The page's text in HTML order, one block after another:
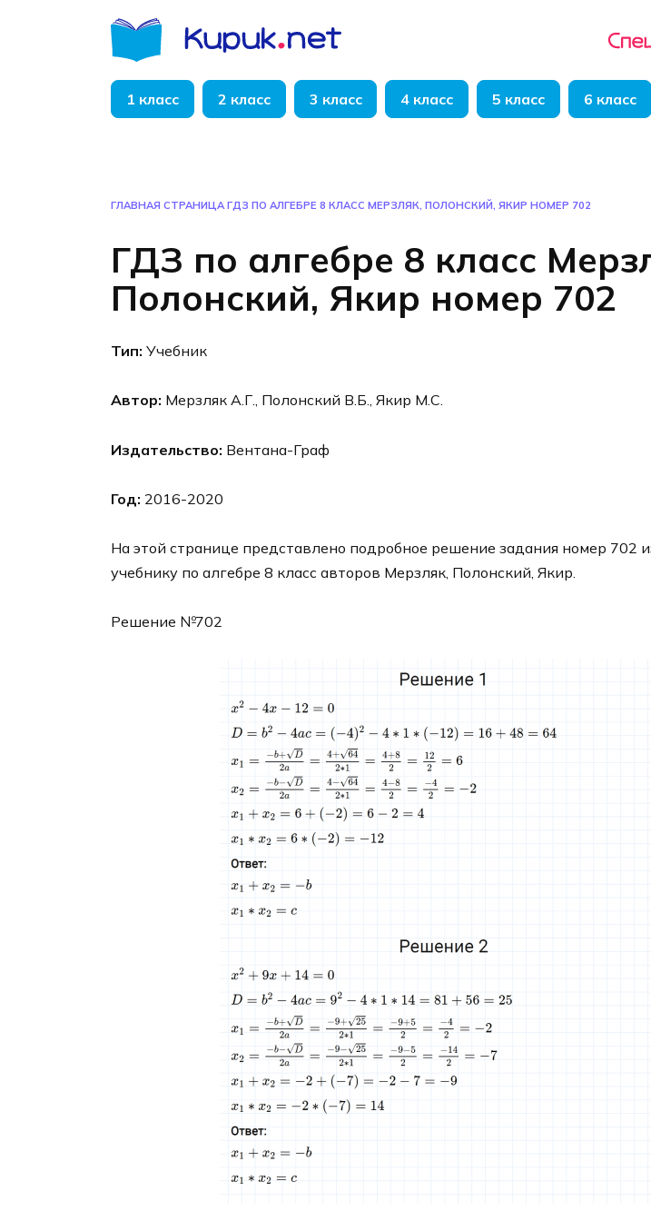
1 класс 2 класс 3 класс 4 класс 5 класс 6 класс
ГЛАВНАЯ СТРАНИЦА ГДЗ ПО АЛГЕБРЕ 8 КЛАСС МЕРЗЛЯК, ПОЛОНСКИЙ, ЯКИР НОМЕР 702
ГДЗ по алгебре 8 класс
Полонский, Якир номер 702
Тип: Учебник
Автор: Мерзляк А.Г., Полонский В.Б., Якир М.С.
Издательство: Вентана-Граф
Год: 2016-2020
На этой странице представлено подробное решение задания номер 702
учебнику по алгебре 8 класс авторов Мерзляк, Полонский, Якир.
Решение №702